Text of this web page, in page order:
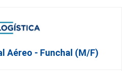
Aéreo - Funchal (m/f)